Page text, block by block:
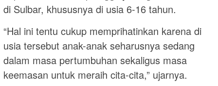
di Sulbar, khususnya di usia 6-16 tahun.
“Hal ini tentu cukup memprihatinkan karena di
usia tersebut anak-anak seharusnya sedang
dalam masa pertumbuhan sekaligus masa
keemasan untuk meraih cita-cita,” ujarnya.